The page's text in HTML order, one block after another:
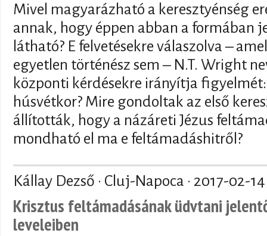
Mivel magyarázható a keresztyénség
annak, hogy éppen abban a formában
látható? E felvetésekre válaszolva –
egyetlen történész sem – N.T. Wright
központi kérdésekre irányítja
húsvétkor? Mire gondoltak az első
állították, hogy a názáreti Jézus
mondható el ma e feltámadáshitről?
Kállay Dezső · Cluj-Napoca · 2017-02-14
Krisztus feltámadásának üdvtani
leveleiben